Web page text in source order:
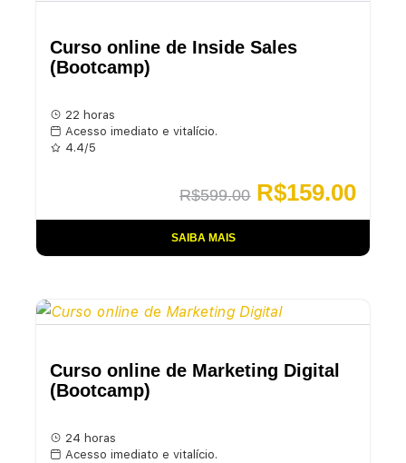
Curso online de Inside Sales
(Bootcamp)
22 horas
Acesso imediato e vitalício.
4.4/5
R$599.00 R$159.00
SAIBA MAIS
Curso online de Marketing Digital
(Bootcamp)
24 horas
Acesso imediato e vitalício.